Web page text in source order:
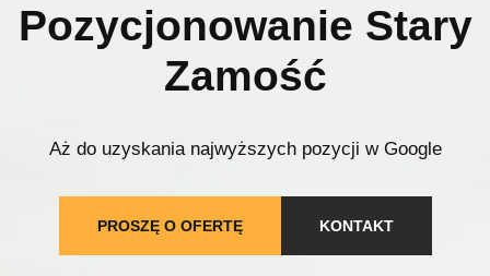
Pozycjonowanie Stary
Zamość
Aż do uzyskania najwyższych pozycji w Google
PROSZĘ O OFERTĘ KONTAKT